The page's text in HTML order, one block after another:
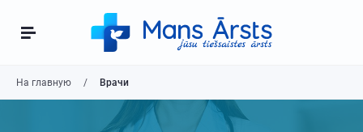
На главную Врачи